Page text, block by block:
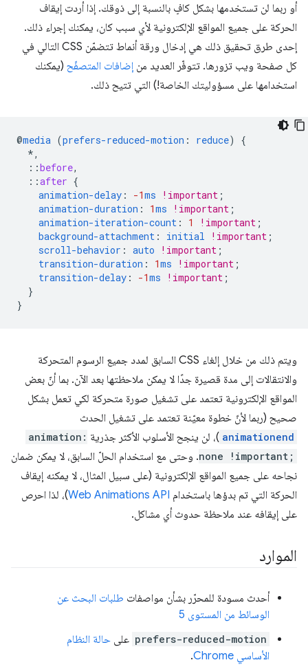
أو ربما لن تستخدمها بشكل كافٍ بالنسبة إلى ذوقك. إذا أردت إيقاف
الحركة على جميع المواقع الإلكترونية لأي سبب كان، يمكنك إجراء ذلك.
إحدى طرق تحقيق ذلك هي إدخال ورقة أنماط تتضمّن CSS التالي في
كل صفحة ويب تزورها. تتوفّر العديد من إضافات المتصفّح (يمكنك
استخدامها على مسؤوليتك الخاصة!) التي تتيح ذلك.
@media (prefers-reduced-motion : reduce)
{
*,
::before,
::after {
animation-delay : -1ms !important ;
animation-duration : 1ms !important ;
animation-iteration-count : 1 !important ;
background-attachment : initial !important ;
scroll-behavior : auto !important ;
transition-duration : 1ms !important ;
transition-delay : -1ms !important ;
}
}
ويتم ذلك من خلال إلغاء CSS السابق لمدد جميع الرسوم المتحركة
والانتقالات إلى مدة قصيرة جدًا لا يمكن ملاحظتها بعد الآن. بما أنّ بعض
المواقع الإلكترونية تعتمد على تشغيل صورة متحركة لكي تعمل بشكل
صحيح (ربما لأنّ خطوة معيّنة تعتمد على تشغيل الحدث
animationend )، لن ينجح الأسلوب الأكثر جذرية animation:
none !important;. وحتى مع استخدام الحلّ السابق، لا يمكن ضمان
نجاحه على جميع المواقع الإلكترونية (على سبيل المثال، لا يمكنه إيقاف
الحركة التي تم بدؤها باستخدام Web Animations API)، لذا احرص
على إيقافه عند ملاحظة حدوث أي مشاكل.
الموارد
أحدث مسودة للمحرّر بشأن مواصفات طلبات البحث عن
الوسائط من المستوى 5
prefers-reduced-motion على حالة النظام
الأساسي Chrome
.